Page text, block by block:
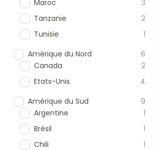
Maroc
3
Tanzanie
2
Tunisie
1
Amérique du Nord
6
Canada
2
Etats-Unis
4
Amérique du Sud
9
Argentine
1
Brésil
1
Chili
1